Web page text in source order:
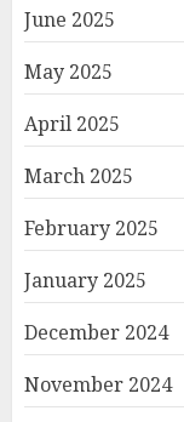
June 2025
May 2025
April 2025
March 2025
February 2025
January 2025
December 2024
November 2024